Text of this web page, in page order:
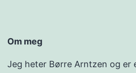
Om meg
Jeg heter Børre Arntzen og er